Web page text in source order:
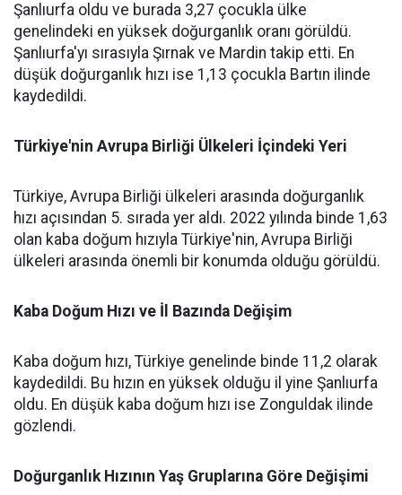
Şanlıurfa oldu ve burada 3,27 çocukla ülke
genelindeki en yüksek doğurganlık oranı görüldü.
Şanlıurfa'yı sırasıyla Şırnak ve Mardin takip etti. En
düşük doğurganlık hızı ise 1,13 çocukla Bartın ilinde
kaydedildi.
Türkiye'nin Avrupa Birliği Ülkeleri İçindeki Yeri
Türkiye, Avrupa Birliği ülkeleri arasında doğurganlık
hızı açısından 5. sırada yer aldı. 2022 yılında binde 1,63
olan kaba doğum hızıyla Türkiye'nin, Avrupa Birliği
ülkeleri arasında önemli bir konumda olduğu görüldü.
Kaba Doğum Hızı ve İl Bazında Değişim
Kaba doğum hızı, Türkiye genelinde binde 11,2 olarak
kaydedildi. Bu hızın en yüksek olduğu il yine Şanlıurfa
oldu. En düşük kaba doğum hızı ise Zonguldak ilinde
gözlendi.
Doğurganlık Hızının Yaş Gruplarına Göre Değişimi